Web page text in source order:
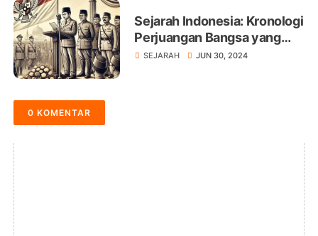
Sejarah Indonesia: Kronologi
Perjuangan Bangsa yang
Menakjubkan
SEJARAH JUN 30, 2024
0 KOMENTAR